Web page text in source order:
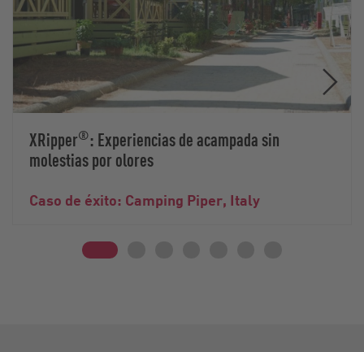
XRipper®: Experiencias de acampada sin
molestias por olores
Caso de éxito: Camping Piper, Italy